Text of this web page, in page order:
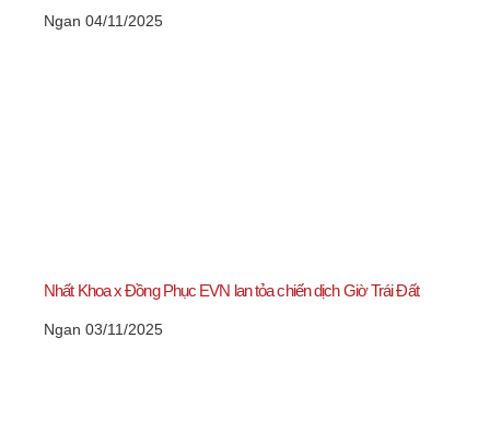
Ngan 04/11/2025
Nhất Khoa x Đồng Phục EVN lan tỏa chiến dịch Giờ Trái Đất
Ngan 03/11/2025